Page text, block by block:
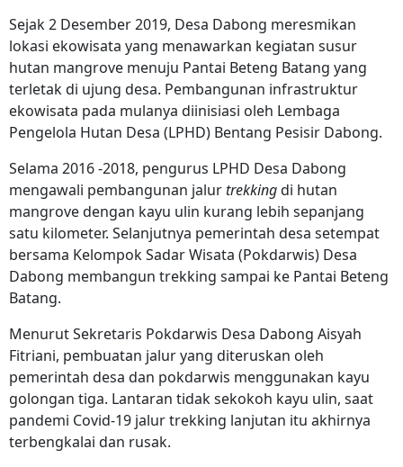
Sejak 2 Desember 2019, Desa Dabong meresmikan
lokasi ekowisata yang menawarkan kegiatan susur
hutan mangrove menuju Pantai Beteng Batang yang
terletak di ujung desa. Pembangunan infrastruktur
ekowisata pada mulanya diinisiasi oleh Lembaga
Pengelola Hutan Desa (LPHD) Bentang Pesisir Dabong.
Selama 2016 -2018, pengurus LPHD Desa Dabong
mengawali pembangunan jalurtrekkingdi hutan
mangrove dengan kayu ulin kurang lebih sepanjang
satu kilometer. Selanjutnya pemerintah desa setempat
bersama Kelompok Sadar Wisata (Pokdarwis) Desa
Dabong membangun trekking sampai ke Pantai Beteng
Batang.
Menurut Sekretaris Pokdarwis Desa Dabong Aisyah
Fitriani, pembuatan jalur yang diteruskan oleh
pemerintah desa dan pokdarwis menggunakan kayu
golongan tiga. Lantaran tidak sekokoh kayu ulin, saat
pandemi Covid-19 jalur trekking lanjutan itu akhirnya
terbengkalai dan rusak.